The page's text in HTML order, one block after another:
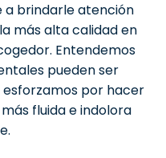
brindarle atención
más alta calidad en
Entendemos
pueden ser
por hacer
fluida e indolora